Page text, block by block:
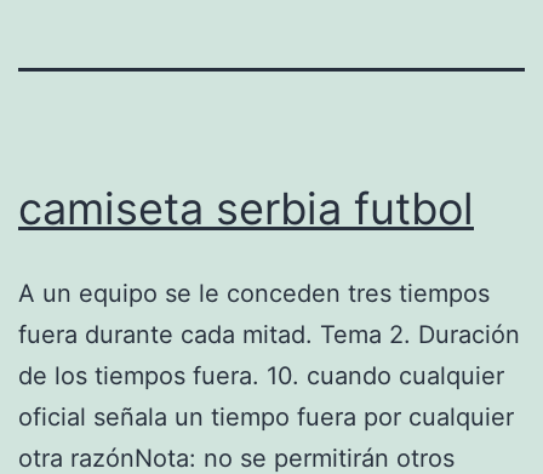
camiseta serbia futbol
A un equipo se le conceden tres tiempos
fuera durante cada mitad. Tema 2. Duración
de los tiempos fuera. 10. cuando cualquier
oficial señala un tiempo fuera por cualquier
otra razónNota: no se permitirán otros